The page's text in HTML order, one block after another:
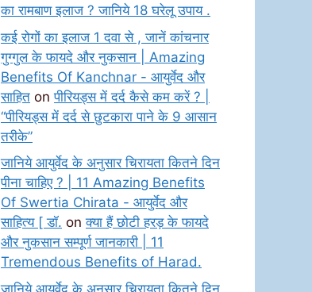
का रामबाण इलाज ? जानिये 18 घरेलू उपाय .
कई रोगों का इलाज 1 दवा से , जानें कांचनार
गुग्गुल के फायदे और नुकसान | Amazing
Benefits Of Kanchnar - आयुर्वेद और
साहित onपीरियड्स में दर्द कैसे कम करें ? |
“पीरियड्स में दर्द से छुटकारा पाने के 9 आसान
तरीके”
जानिये आयुर्वेद के अनुसार चिरायता कितने दिन
पीना चाहिए ? | 11 Amazing Benefits
Of Swertia Chirata - आयुर्वेद और
साहित्य [ डॉ. onक्या हैं छोटी हरड़ के फायदे
और नुकसान सम्पूर्ण जानकारी | 11
Tremendous Benefits of Harad.
जानिये आयुर्वेद के अनुसार चिरायता कितने दिन